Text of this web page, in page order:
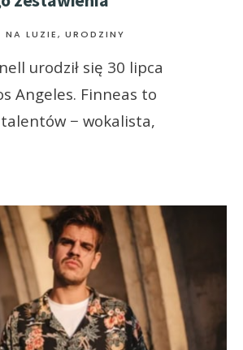
NA LUZIE, URODZINY
urodził się 30 lipca
Angeles. Finneas to
talentów − wokalista,